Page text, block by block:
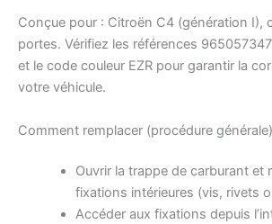
Conçue pour : Citroën C4 (génération I),
portes. Vérifiez les références
et le code couleur EZR pour garantir la
votre véhicule.
Comment remplacer (procédure générale)
Ouvrir la trappe de carburant et
fixations intérieures (vis, rivets
Accéder aux fixations depuis